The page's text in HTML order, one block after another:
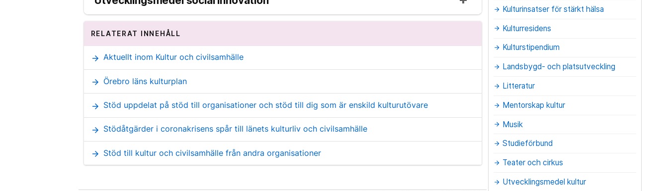
RELATERAT INNEHÅLL
arrow_forward Aktuellt inom Kultur och civilsamhälle
arrow_forward Örebro läns kulturplan
arrow_forward Stöd uppdelat på stöd till organisationer och stöd till dig som är enskild kulturutövare
arrow_forward Stödåtgärder i coronakrisens spår till länets kulturliv och civilsamhälle
arrow_forward Stöd till kultur och civilsamhälle från andra organisationer
arrow_forward Kulturinsatser för stärkt hälsa
arrow_forward Kulturresidens
arrow_forward Kulturstipendium
arrow_forward Landsbygd- och platsutveckling
arrow_forward Litteratur
arrow_forward Mentorskap kultur
arrow_forward Musik
arrow_forward Studieförbund
arrow_forward Teater och cirkus
arrow_forward Utvecklingsmedel kultur